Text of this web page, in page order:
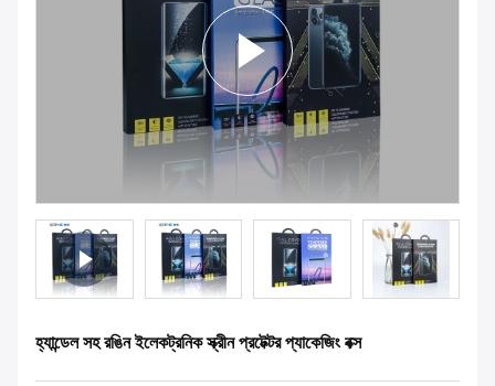
হ্যান্ডেল সহ রঙিন ইলেকট্রনিক স্ক্রীন প্রটেক্টর প্যাকেজিং বক্স